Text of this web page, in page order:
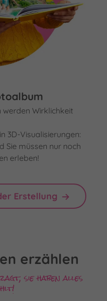
werden Wirklichkeit
3D-Visualisierungen:
Sie müssen nur noch
erleben!
Erstellung
erzählen
sie haben alles